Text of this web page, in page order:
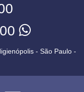
- São Paulo -